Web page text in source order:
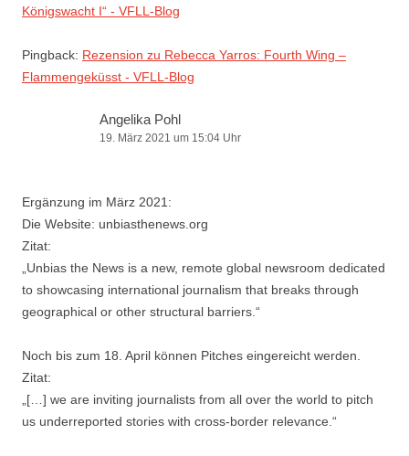
Königswacht I“ - VFLL-Blog
Pingback: Rezension zu Rebecca Yarros: Fourth Wing –
Flammengeküsst - VFLL-Blog
Angelika Pohl
19. März 2021 um 15:04 Uhr
Ergänzung im März 2021:
Die Website: unbiasthenews.org
Zitat:
„Unbias the News is a new, remote global newsroom dedicated
to showcasing international journalism that breaks through
geographical or other structural barriers.“
Noch bis zum 18. April können Pitches eingereicht werden.
Zitat:
„[…] we are inviting journalists from all over the world to pitch
us underreported stories with cross-border relevance.“